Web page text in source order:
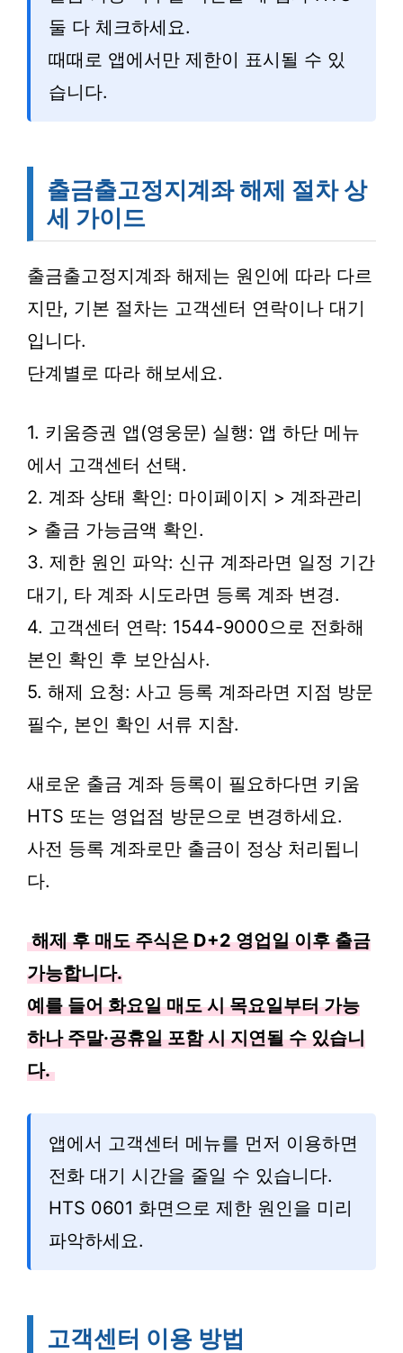
둘 다 체크하세요.
때때로 앱에서만 제한이 표시될 수 있
습니다.
출금출고정지계좌 해제 절차 상
세 가이드
출금출고정지계좌 해제는 원인에 따라 다르
지만, 기본 절차는 고객센터 연락이나 대기
입니다.
단계별로 따라 해보세요.
1. 키움증권 앱(영웅문) 실행: 앱 하단 메뉴
에서 고객센터 선택.
2. 계좌 상태 확인: 마이페이지 > 계좌관리
> 출금 가능금액 확인.
3. 제한 원인 파악: 신규 계좌라면 일정 기간
대기, 타 계좌 시도라면 등록 계좌 변경.
4. 고객센터 연락: 1544-9000으로 전화해
본인 확인 후 보안심사.
5. 해제 요청: 사고 등록 계좌라면 지점 방문
필수, 본인 확인 서류 지참.
새로운 출금 계좌 등록이 필요하다면 키움
HTS 또는 영업점 방문으로 변경하세요.
사전 등록 계좌로만 출금이 정상 처리됩니
다.
해제 후 매도 주식은 D+2 영업일 이후 출금
가능합니다.
예를 들어 화요일 매도 시 목요일부터 가능
하나 주말·공휴일 포함 시 지연될 수 있습니
다.
앱에서 고객센터 메뉴를 먼저 이용하면
전화 대기 시간을 줄일 수 있습니다.
HTS 0601 화면으로 제한 원인을 미리
파악하세요.
고객센터 이용 방법